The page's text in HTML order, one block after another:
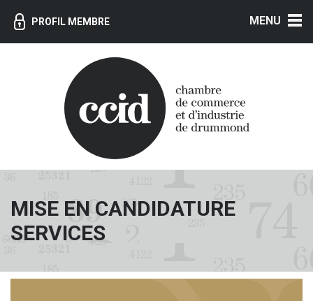
PROFIL MEMBRE
MISE EN CANDIDATURE
SERVICES
MENU